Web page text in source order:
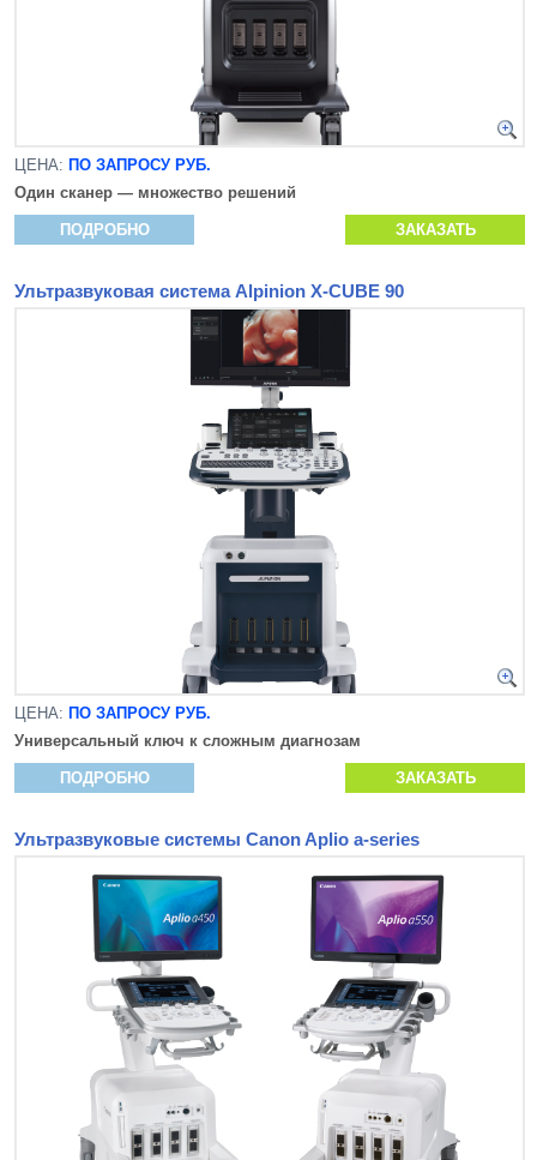
ЦЕНА: ПО ЗАПРОСУ РУБ.
Один сканер — множество решений
ПОДРОБНО ЗАКАЗАТЬ
Ультразвуковая система Alpinion X-CUBE 90
ЦЕНА: ПО ЗАПРОСУ РУБ.
Универсальный ключ к сложным диагнозам
ПОДРОБНО ЗАКАЗАТЬ
Ультразвуковые системы Canon Aplio a-series